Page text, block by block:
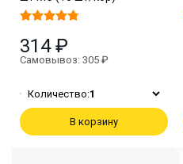
314 ₽
Самовывоз: 305 ₽
Количество:1
В корзину